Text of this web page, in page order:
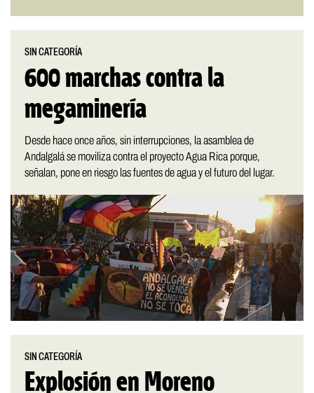
SIN CATEGORÍA
600 marchas contra la
megaminería
Desde hace once años, sin interrupciones, la asamblea de
Andalgalá se moviliza contra el proyecto Agua Rica porque,
señalan, pone en riesgo las fuentes de agua y el futuro del lugar.
SIN CATEGORÍA
Explosión en Moreno